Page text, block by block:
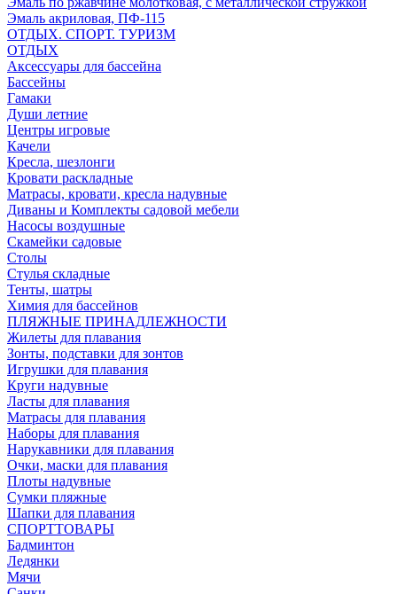
Эмаль акриловая, ПФ-115
ОТДЫХ. СПОРТ. ТУРИЗМ
ОТДЫХ
Аксессуары для бассейна
Бассейны
Гамаки
Души летние
Центры игровые
Качели
Кресла, шезлонги
Кровати раскладные
Матрасы, кровати, кресла надувные
Диваны и Комплекты садовой мебели
Насосы воздушные
Скамейки садовые
Столы
Стулья складные
Тенты, шатры
Химия для бассейнов
ПЛЯЖНЫЕ ПРИНАДЛЕЖНОСТИ
Жилеты для плавания
Зонты, подставки для зонтов
Игрушки для плавания
Круги надувные
Ласты для плавания
Матрасы для плавания
Наборы для плавания
Нарукавники для плавания
Очки, маски для плавания
Плоты надувные
Сумки пляжные
Шапки для плавания
СПОРТТОВАРЫ
Бадминтон
Ледянки
Мячи